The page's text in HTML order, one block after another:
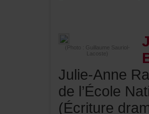
(Photo:GuillaumeSauriol-
Lacoste)
Julie-